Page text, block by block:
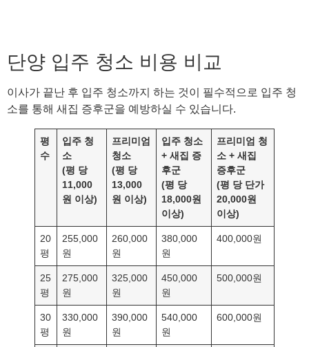
단양 입주 청소 비용 비교
이사가 끝난 후 입주 청소까지 하는 것이 필수적으로 입주 청
소를 통해 새집 증후군을 예방하실 수 있습니다.
평
수
입주 청
소
(평 당
11,000
원 이상)
프리미엄
청소
(평 당
13,000
원 이상)
입주 청소
+ 새집 증
후군
(평 당
18,000원
이상)
프리미엄 청
소 + 새집
증후군
(평 당 단가
20,000원
이상)
20
평
255,000
원
260,000
원
380,000
원
400,000원
25
평
275,000
원
325,000
원
450,000
원
500,000원
30
평
330,000
원
390,000
원
540,000
원
600,000원